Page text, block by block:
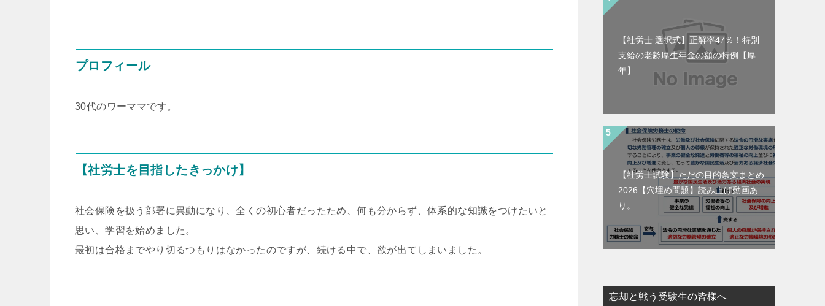
プロフィール
30代のワーママです。
【社労士を目指したきっかけ】
社会保険を扱う部署に異動になり、全くの初心者だったため、何も分からず、体系的な知識をつけたいと
思い、学習を始めました。
最初は合格までやり切るつもりはなかったのですが、続ける中で、欲が出てしまいました。
【社労士 選択式】正解率47％！特別
支給の老齢厚生年金の額の特例【厚
年】
【社労士試験】ただの目的条文まとめ
2026【穴埋め問題】読み上げ動画あ
り。
忘却と戦う受験生の皆様へ